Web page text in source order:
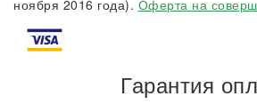
ноября 2016 года). Оферта на
Гарантия